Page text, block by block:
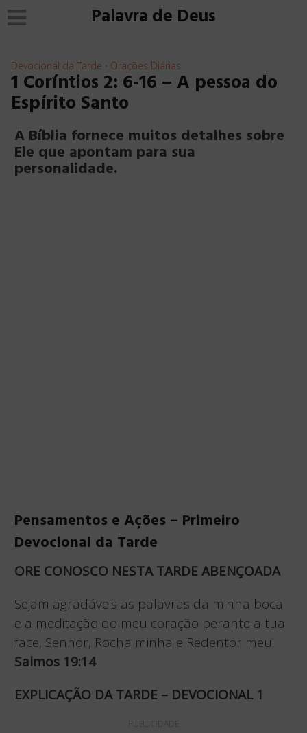
Palavra de Deus
Devocional da Tarde • Orações Diárias
1 Coríntios 2: 6-16 – A pessoa do
Espírito Santo
A Bíblia fornece muitos detalhes sobre
Ele que apontam para sua
personalidade.
Pensamentos e Ações – Primeiro
Devocional da Tarde
ORE CONOSCO NESTA TARDE ABENÇOADA
Sejam agradáveis as palavras da minha boca
e a meditação do meu coração perante a tua
face, Senhor, Rocha minha e Redentor meu!
Salmos 19:14
EXPLICAÇÃO DA TARDE – DEVOCIONAL 1
PUBLICIDADE